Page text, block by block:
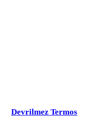
Devrilmez Termos